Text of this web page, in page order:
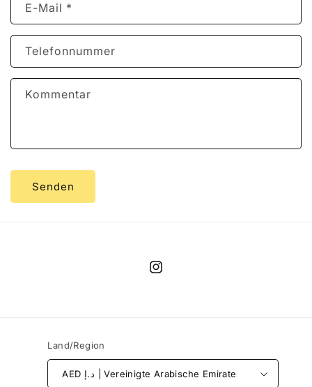
E-Mail *
Telefonnummer
Kommentar
Senden
Instagram
Land/Region
AED د.إ | Vereinigte Arabische Emirate